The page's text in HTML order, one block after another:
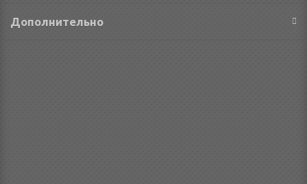
Дополнительно